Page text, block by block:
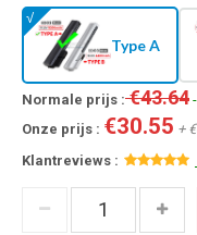
Type A
Normale prijs :€43.64
Onze prijs : €30.55 +
Klantreviews :